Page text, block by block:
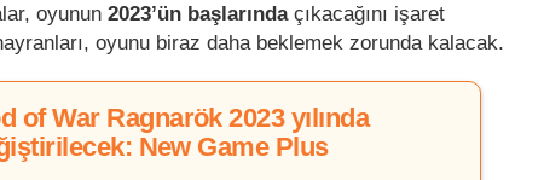
oyunun 2023’ün başlarında çıkacağını işaret
oyunu biraz daha beklemek zorunda kalacak.
of War Ragnarök 2023 yılında
New Game Plus